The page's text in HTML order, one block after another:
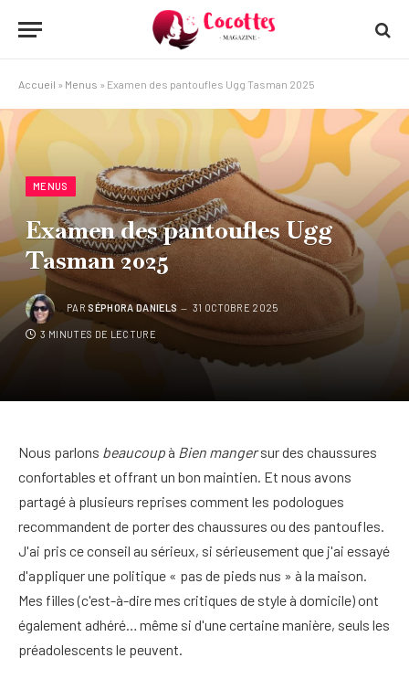
Accueil » Menus » Examen des pantoufles Ugg Tasman 2025
MENUS
Examen des pantoufles Ugg
Tasman 2025
PAR SÉPHORA DANIELS 31 OCTOBRE 2025
3 MINUTES DE LECTURE
Nous parlons beaucoup à Bien mangersur des chaussures
confortables et offrant un bon maintien. Et nous avons
partagé à plusieurs reprises comment les podologues
recommandent de porter des chaussures ou des pantoufles.
J'ai pris ce conseil au sérieux, si sérieusement que j'ai essayé
d'appliquer une politique « pas de pieds nus » à la maison.
Mes filles (c'est-à-dire mes critiques de style à domicile) ont
également adhéré… même si d'une certaine manière, seuls les
préadolescents le peuvent.